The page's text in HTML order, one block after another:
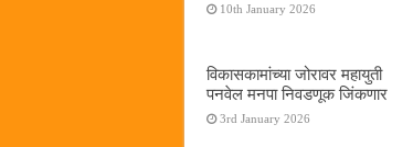
10th January 2026
विकासकामांच्या जोरावर महायुती
पनवेल मनपा निवडणूक जिंकणार
3rd January 2026